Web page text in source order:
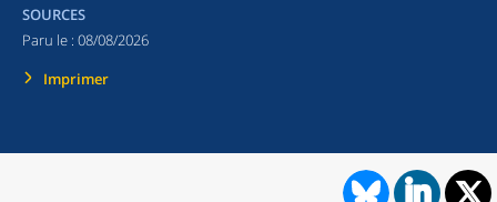
SOURCES
Paru le : 08/08/2026
Imprimer